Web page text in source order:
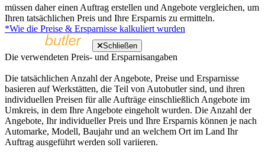
müssen daher einen Auftrag erstellen und Angebote vergleichen, um
Ihren tatsächlichen Preis und Ihre Ersparnis zu ermitteln.
*Wie die Preise & Ersparnisse kalkuliert wurden
Schließen
Die verwendeten Preis- und Ersparnisangaben
Die tatsächlichen Anzahl der Angebote, Preise und Ersparnisse
basieren auf Werkstätten, die Teil von Autobutler sind, und ihren
individuellen Preisen für alle Aufträge einschließlich Angebote im
Umkreis, in dem Ihre Angebote eingeholt wurden. Die Anzahl der
Angebote, Ihr individueller Preis und Ihre Ersparnis können je nach
Automarke, Modell, Baujahr und an welchem Ort im Land Ihr
Auftrag ausgeführt werden soll variieren.